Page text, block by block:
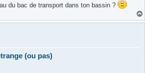
du bac de transport dans ton bassin ?
(ou pas)